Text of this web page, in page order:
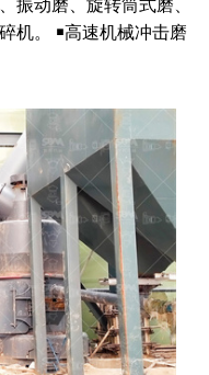
振动磨、旋转筒式磨、
机。 ￭高速机械冲击磨